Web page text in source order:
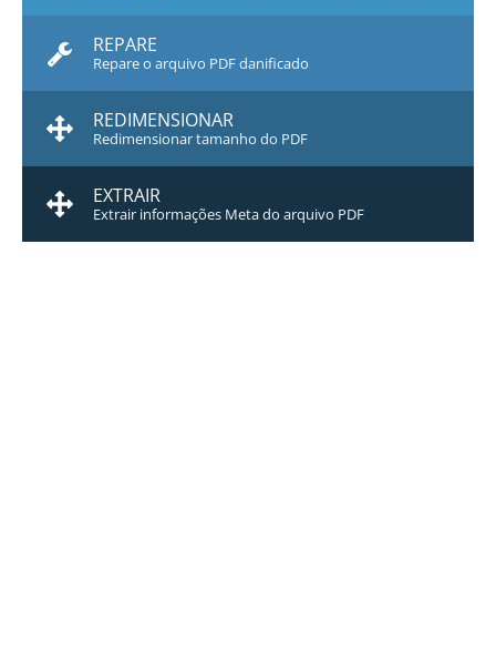
REPARE
Repare o arquivo PDF danificado
REDIMENSIONAR
Redimensionar tamanho do PDF
EXTRAIR
Extrair informações Meta do arquivo PDF